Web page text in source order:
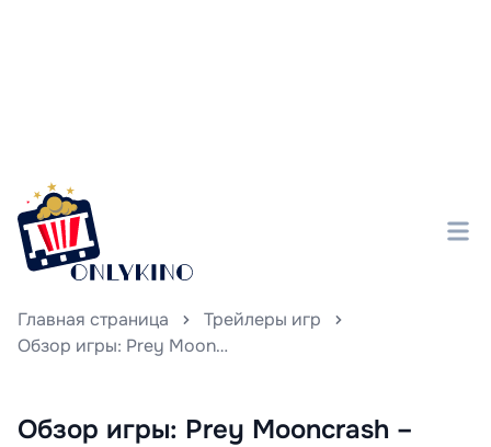
Главная страница
Трейлеры игр
Обзор игры: Prey Mooncrash – Часть 7.
Обзор игры: Prey Mooncrash –